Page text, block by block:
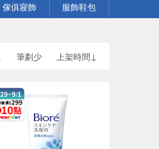
傢俱寢飾 服飾鞋包
筆劃少 上架時間↓